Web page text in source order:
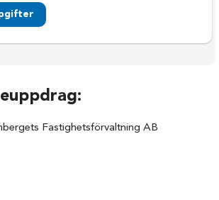
Fastighetsförvaltning AB